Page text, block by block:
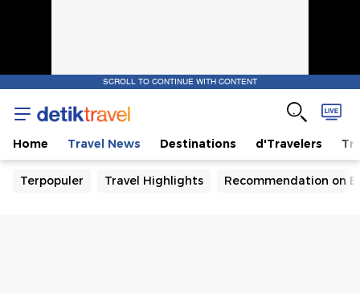
SCROLL TO CONTINUE WITH CONTENT
Home Travel News Destinations d'Travelers
Terpopuler Travel Highlights Recommendation on